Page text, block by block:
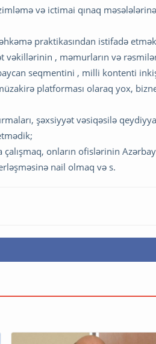
və ictimai qınaq
praktikasından istifadə
vəkillərinin , məmurların və
seqmentini , milli kontenti
platforması olaraq yox,
şəxsiyyət vəsiqəsilə
onların ofislərinin
nail olmaq və s.